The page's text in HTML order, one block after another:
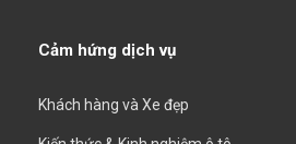
Cảm hứng dịch vụ
Khách hàng và Xe đẹp